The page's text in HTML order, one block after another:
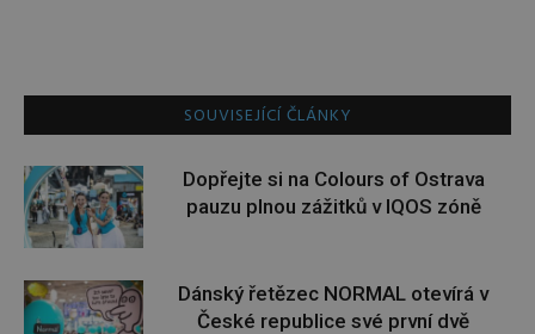
SOUVISEJÍCÍ ČLÁNKY
Dopřejte si na Colours of Ostrava
pauzu plnou zážitků v IQOS zóně
Dánský řetězec NORMAL otevírá v
České republice své první dvě